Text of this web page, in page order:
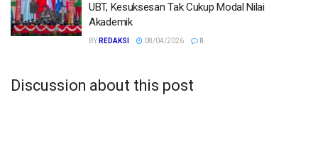
UBT, Kesuksesan Tak Cukup Modal Nilai
Akademik
BY REDAKSI 08/04/2026 0
Discussion about this post